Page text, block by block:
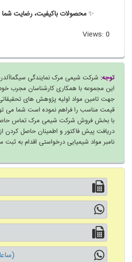
✨محصولات باکیفیت، رضایت
Views: 0
توجه: شرکت شیمی مرک نمایندگی
این مجموعه با همکاری کارشناسان مجرب
جهت تامین مواد اولیه پژوهش های تحقیقاتی
قیمت مناسب را فراهم نموده است شما می
با بخش فروش شرکت شیمی مرک تماس
نامبر مواد شیمیایی درخواستی اقدام به ثبت
(ساعات تماس 24ساعت)